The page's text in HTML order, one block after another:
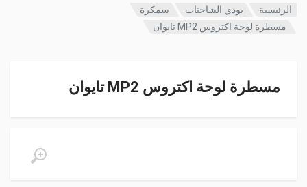
الرئيسية بودي الشاحنات
سمكرة
مسطرة لوحة اكتروس MP2 تايوان
مسطرة لوحة اكتروس MP2 تايوان